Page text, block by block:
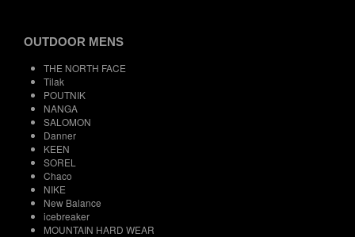
OUTDOOR MENS
THE NORTH FACE
Tilak
POUTNIK
NANGA
SALOMON
Danner
KEEN
SOREL
Chaco
NIKE
New Balance
icebreaker
MOUNTAIN HARD WEAR